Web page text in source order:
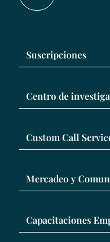
Suscripciones
Centro de
Custom Call
Mercadeo y
Capacitaciones